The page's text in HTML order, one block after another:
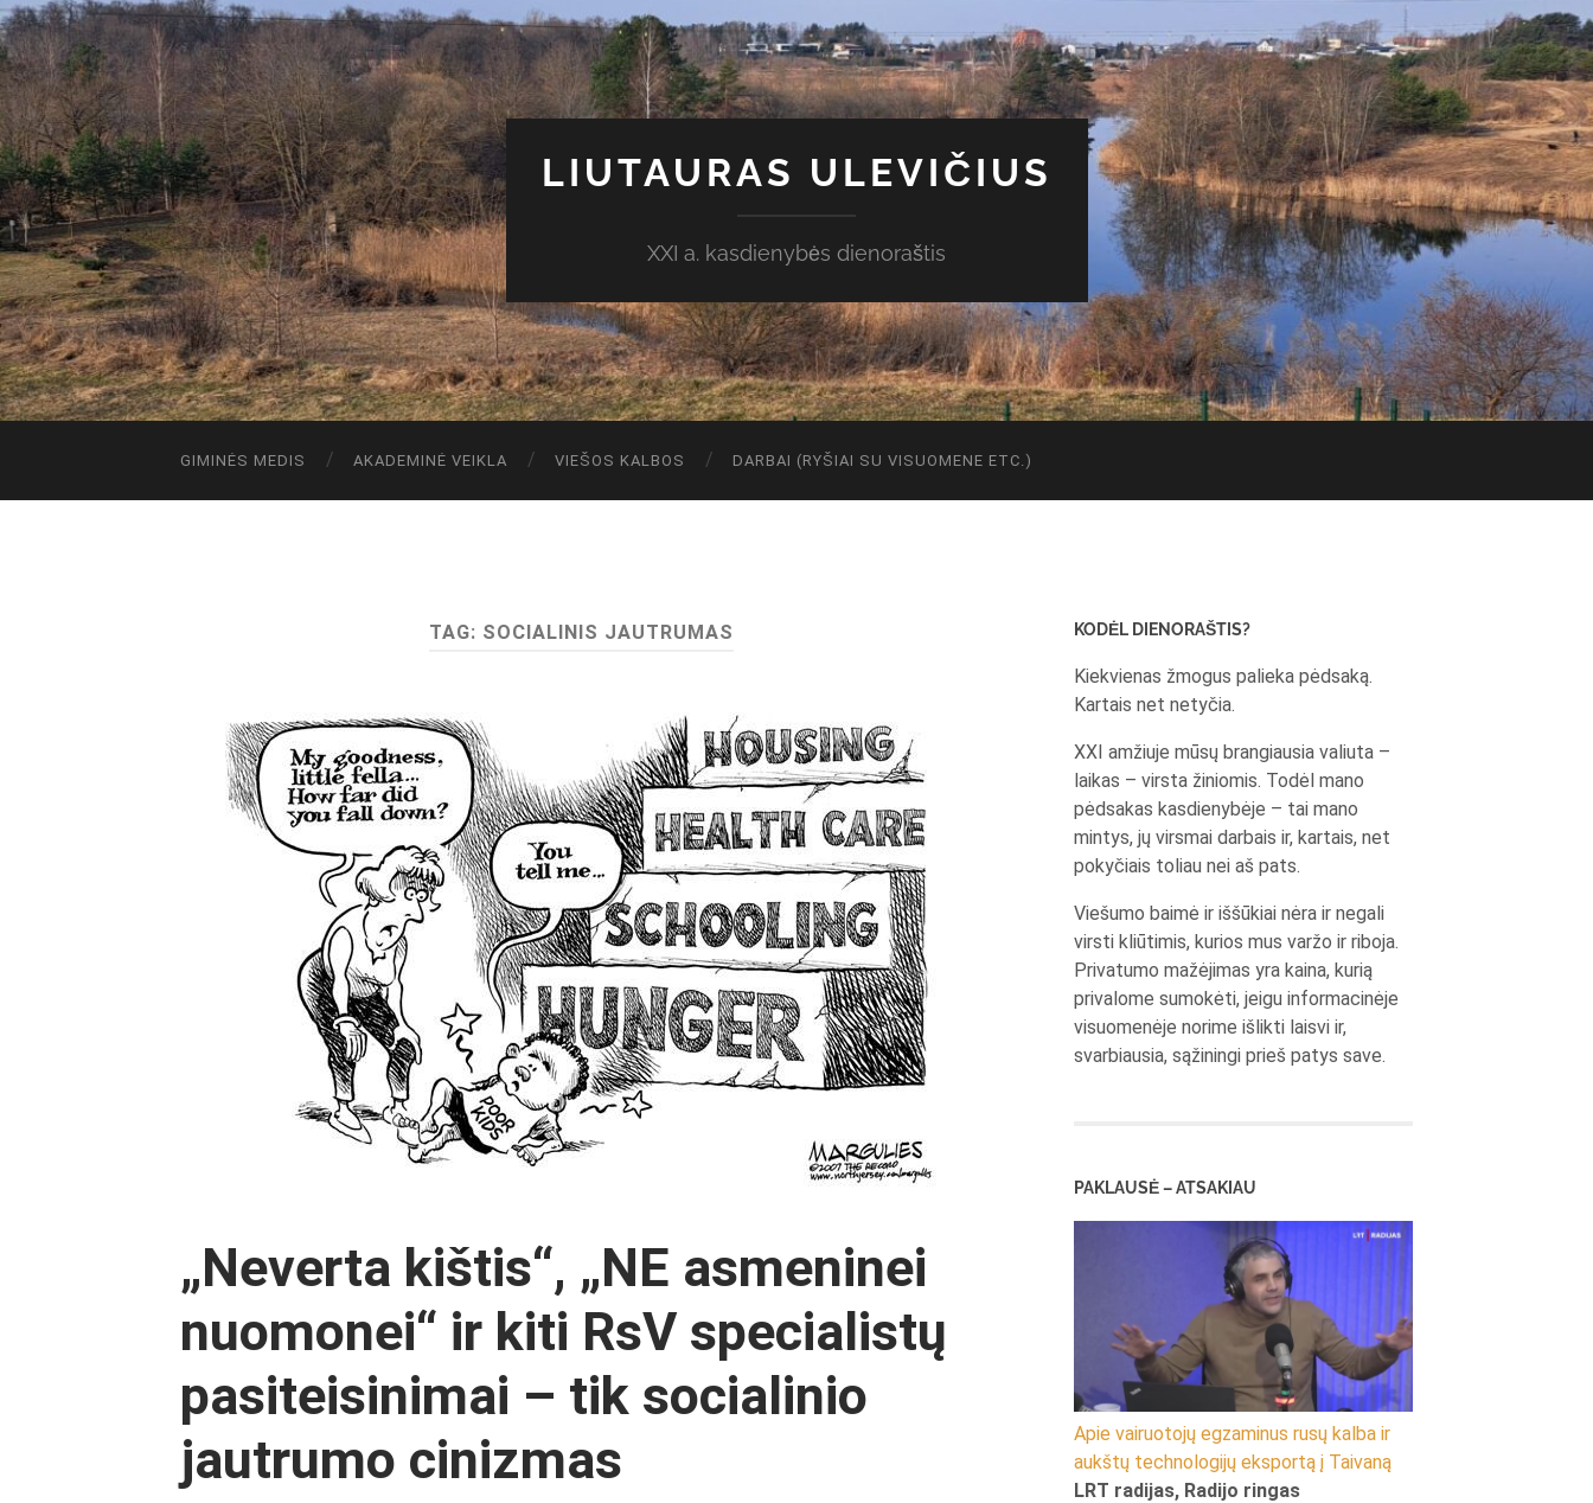
LIUTAURAS ULEVIČIUS
XXI a. kasdienybės dienoraštis
GIMINĖS MEDIS AKADEMINĖ VEIKLA VIEŠOS KALBOS DARBAI (RYŠIAI SU VISUOMENE ETC.)
TAG: SOCIALINIS JAUTRUMAS
„Neverta kištis“, „NE asmeninei
nuomonei“ ir kiti RsV specialistų
pasiteisinimai – tik socialinio
jautrumo cinizmas
KODĖL DIENORAŠTIS?
Kiekvienas žmogus palieka pėdsaką.
Kartais net netyčia.
XXI amžiuje mūsų brangiausia valiuta –
laikas – virsta žiniomis. Todėl mano
pėdsakas kasdienybėje – tai mano
mintys, jų virsmai darbais ir, kartais, net
pokyčiais toliau nei aš pats.
Viešumo baimė ir iššūkiai nėra ir negali
virsti kliūtimis, kurios mus varžo ir riboja.
Privatumo mažėjimas yra kaina, kurią
privalome sumokėti, jeigu informacinėje
visuomenėje norime išlikti laisvi ir,
svarbiausia, sąžiningi prieš patys save.
PAKLAUSĖ – ATSAKIAU
Apie vairuotojų egzaminus rusų kalba ir
aukštų technologijų eksportą į Taivaną
LRT radijas, Radijo ringas